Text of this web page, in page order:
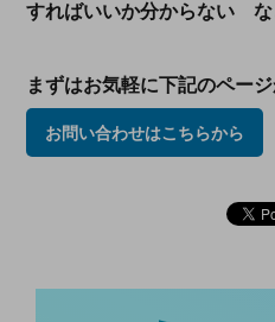
すればいいか分からない な
まずはお気軽に下記のペー
お問い合わせはこちらから